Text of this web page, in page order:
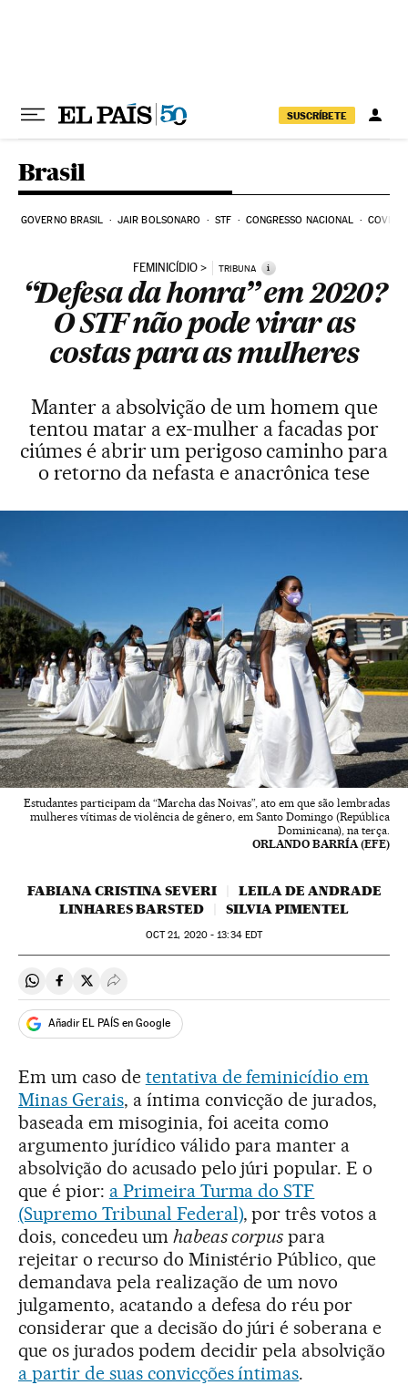
SUSCRÍBETE
Brasil
GOVERNO BRASIL JAIR BOLSONARO STF CONGRESSO NACIONAL COVID-
FEMINICÍDIO TRIBUNA i
“Defesa da honra” em 2020?
O STF não pode virar as
costas para as mulheres
Manter a absolvição de um homem que
tentou matar a ex-mulher a facadas por
ciúmes é abrir um perigoso caminho para
o retorno da nefasta e anacrônica tese
Estudantes participam da “Marcha das Noivas”, ato em que são lembradas
mulheres vítimas de violência de gênero, em Santo Domingo (República
Dominicana), na terça.
ORLANDO BARRÍA (EFE)
FABIANA CRISTINA SEVERI
LEILA DE ANDRADE
LINHARES BARSTED
SILVIA PIMENTEL
OCT21, 2020 - 13:34EDT
Compartir en Whatsapp
Compartir en Facebook
Compartir en Twitter
Desplegar Redes Sociales
Añadir EL PAÍS en Google
Em um caso de tentativa de feminicídio em
Minas Gerais, a íntima convicção de jurados,
baseada em misoginia, foi aceita como
argumento jurídico válido para manter a
absolvição do acusado pelo júri popular. E o
que é pior: a Primeira Turma do STF
(Supremo Tribunal Federal), por três votos a
dois, concedeu um habeas corpus para
rejeitar o recurso do Ministério Público, que
demandava pela realização de um novo
julgamento, acatando a defesa do réu por
considerar que a decisão do júri é soberana e
que os jurados podem decidir pela absolvição
a partir de suas convicções íntimas.